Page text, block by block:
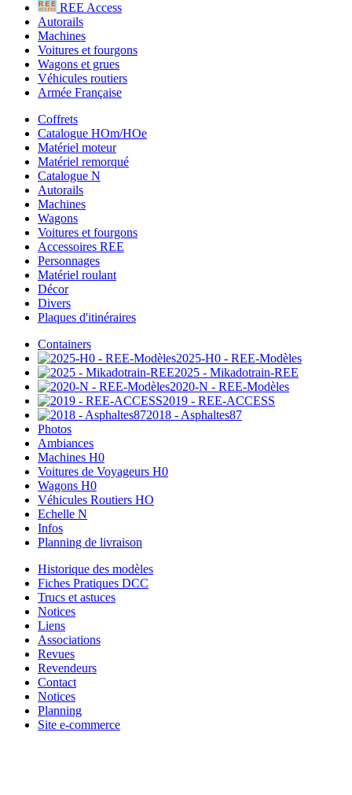
REE Access
Autorails
Machines
Voitures et fourgons
Wagons et grues
Véhicules routiers
Armée Française
Coffrets
Catalogue HOm/HOe
Matériel moteur
Matériel remorqué
Catalogue N
Autorails
Machines
Wagons
Voitures et fourgons
Accessoires REE
Personnages
Matériel roulant
Décor
Divers
Plaques d'itinéraires
Containers
2025-H0 - REE-Modèles
2025 - Mikadotrain-REE
2020-N - REE-Modèles
2019 - REE-ACCESS
2018 - Asphaltes87
Photos
Ambiances
Machines H0
Voitures de Voyageurs H0
Wagons H0
Véhicules Routiers HO
Echelle N
Infos
Planning de livraison
Historique des modèles
Fiches Pratiques DCC
Trucs et astuces
Notices
Liens
Associations
Revues
Revendeurs
Contact
Notices
Planning
Site e-commerce